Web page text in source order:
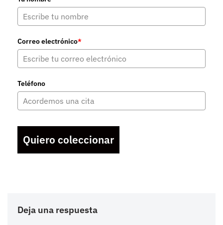
Correo electrónico*
Teléfono
Quiero coleccionar
Deja una respuesta